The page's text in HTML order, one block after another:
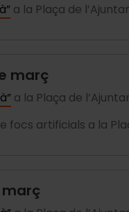
a la Plaça de
març
a la Plaça de
focs artificials a la
març